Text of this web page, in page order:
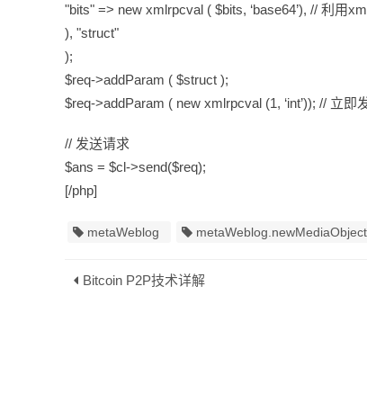
"bits" => new xmlrpcval ( $bits, ‘base64’), // 利用
), "struct"
);
$req->addParam ( $struct );
$req->addParam ( new xmlrpcval (1, ‘int’)); // 立即
// 发送请求
$ans = $cl->send($req);
[/php]
metaWeblog metaWeblog.newMediaObject
Bitcoin P2P技术详解